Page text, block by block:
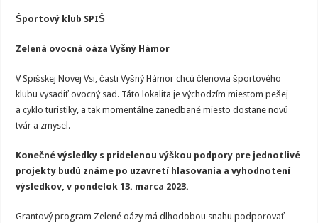
Športový klub SPIŠ
Zelená ovocná oáza Vyšný Hámor
V Spišskej Novej Vsi, časti Vyšný Hámor chcú členovia športového
klubu vysadiť ovocný sad. Táto lokalita je východzím miestom pešej
a cyklo turistiky, a tak momentálne zanedbané miesto dostane novú
tvár a zmysel.
Konečné výsledky s pridelenou výškou podpory pre jednotlivé
projekty budú známe po uzavretí hlasovania a vyhodnotení
výsledkov, v pondelok 13. marca 2023.
Grantový program Zelené oázy má dlhodobou snahu podporovať